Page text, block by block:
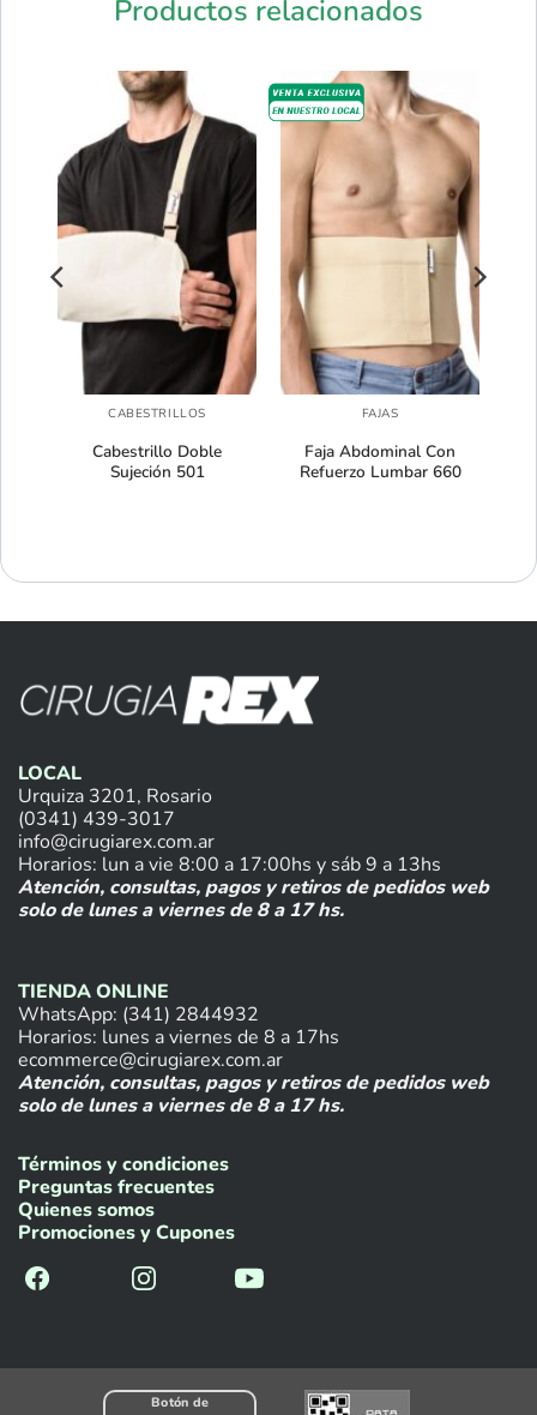
Productos relacionados
CABESTRILLOS
Cabestrillo Doble
Sujeción 501
FAJAS
Faja Abdominal Con
Refuerzo Lumbar 660
LOCAL
Urquiza 3201, Rosario
(0341) 439-3017
info@cirugiarex.com.ar
Horarios: lun a vie 8:00 a 17:00hs y sáb 9 a 13hs
Atención, consultas, pagos y retiros de pedidos web
solo de lunes a viernes de 8 a 17 hs.
TIENDA ONLINE
WhatsApp: (341) 2844932
Horarios: lunes a viernes de 8 a 17hs
ecommerce@cirugiarex.com.ar
Atención, consultas, pagos y retiros de pedidos web
solo de lunes a viernes de 8 a 17 hs.
Términos y condiciones
Preguntas frecuentes
Quienes somos
Promociones y Cupones
Botón de